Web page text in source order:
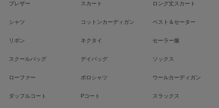
ブレザー スカート ロング丈スカート
シャツ コットンカーディガン ベスト＆セーター
リボン ネクタイ セーラー服
スクールバッグ デイバッグ ソックス
ローファー ポロシャツ ウールカーディガン
ダッフルコート Pコート スラックス